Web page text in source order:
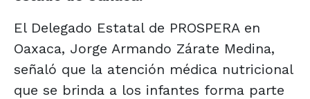
El Delegado Estatal de PROSPERA en
Oaxaca, Jorge Armando Zárate Medina,
señaló que la atención médica nutricional
que se brinda a los infantes forma parte